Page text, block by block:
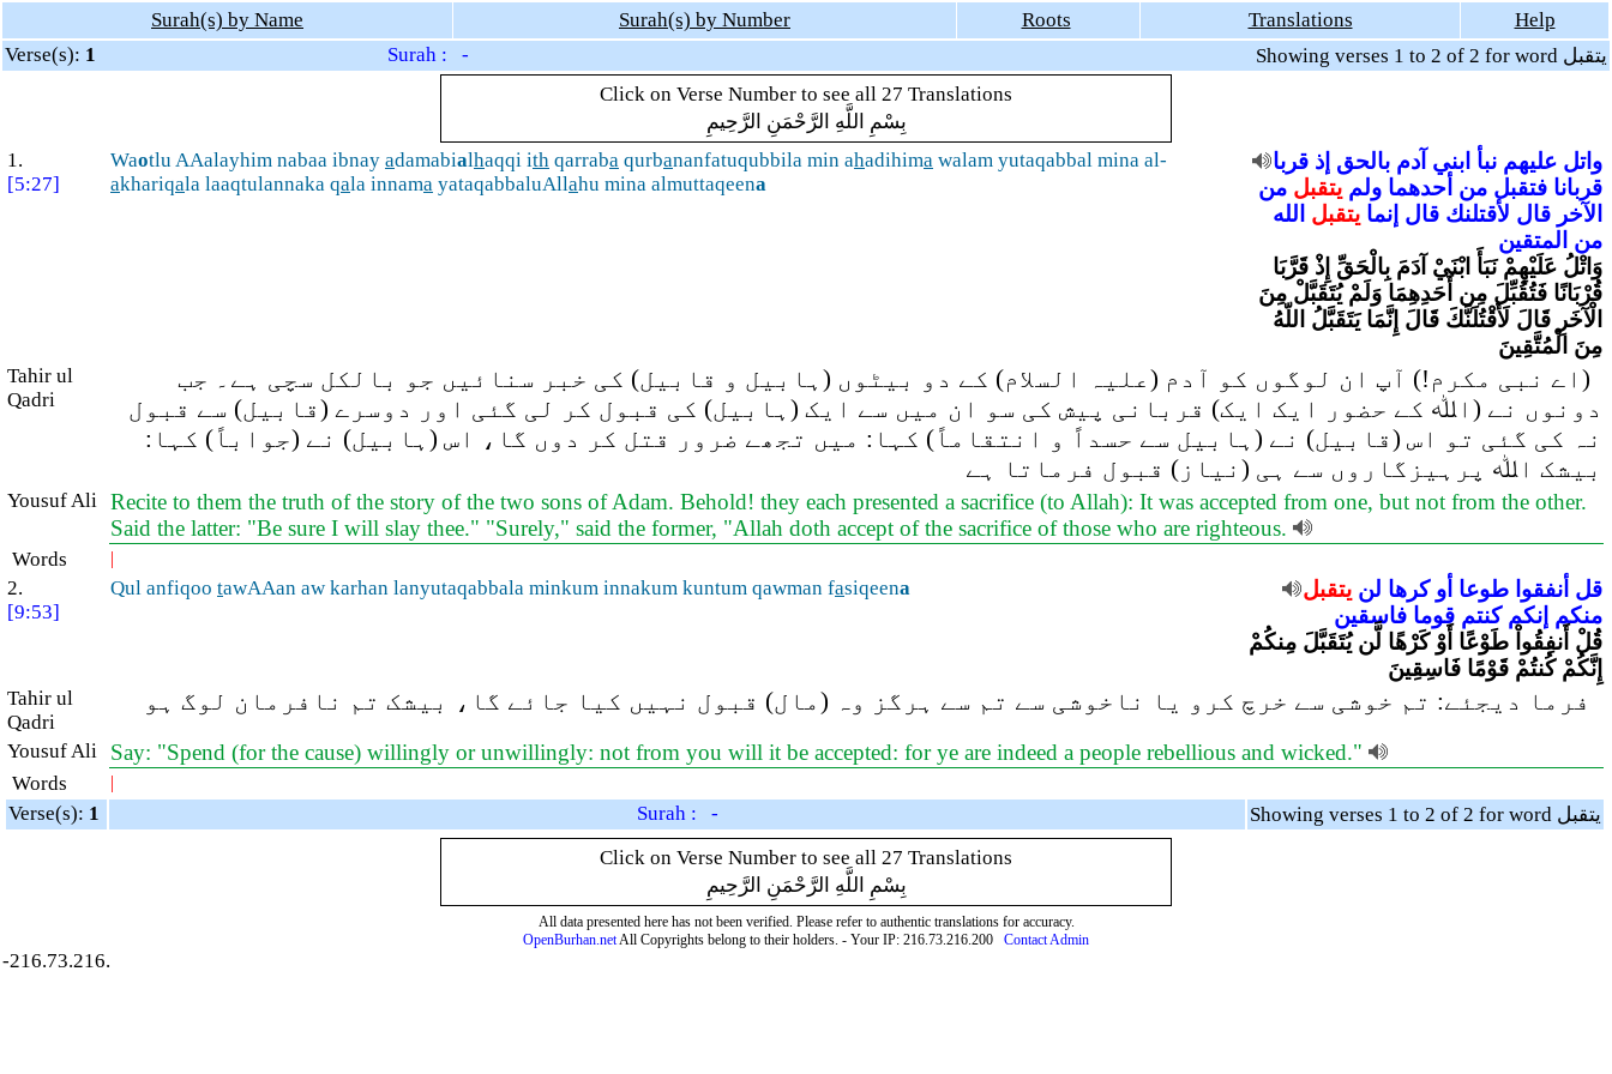
Surah(s) by Name Surah(s) by Number Roots Translations
Help
Verse(s): 1 Surah : -
Showing verses 1 to 2 of 2 for word يتقبل
Click on Verse Number to see all 27 Translations
بِسْمِ اللَّهِ الرَّحْمَنِ الرَّحِيمِ
1.
[5:27]
Waotlu AAalayhim nabaa ibnay adamabialhaqqi ith qarraba qurbananfatuqubbila min ahadihima walam yutaqabbal mina al-
akhariqala laaqtulannaka qala innama yataqabbaluAllahu mina almuttaqeena
واتل عليهم نبأ ابني آدم بالحق إذ قربا
قربانا فتقبل من أحدهما ولم يتقبل من
الآخر قال لأقتلنك قال إنما يتقبل الله
من المتقين
وَاتْلُ عَلَيْهِمْ نَبَأَ ابْنَيْ آدَمَ بِالْحَقِّ إِذْ قَرَّبَا
قُرْبَانًا فَتُقُبِّلَ مِن أَحَدِهِمَا وَلَمْ يُتَقَبَّلْ مِنَ
الْآخَرِ قَالَ لَأَقْتُلَنَّكَ قَالَ إِنَّمَا يَتَقَبَّلُ اللّهُ
مِنَ الْمُتَّقِينَ
Tahir ul
Qadri
(اے نبی مکرم!) آپ ان لوگوں کو آدم (علیہ السلام) کے دو بیٹوں (ہابیل و قابیل) کی خبر سنائیں جو بالکل سچی ہے۔ جب
دونوں نے (اﷲ کے حضور ایک ایک) قربانی پیش کی سو ان میں سے ایک (ہابیل) کی قبول کر لی گئی اور دوسرے (قابیل) سے قبول
نہ کی گئی تو اس (قابیل) نے (ہابیل سے حسداً و انتقاماً) کہا: میں تجھے ضرور قتل کر دوں گا، اس (ہابیل) نے (جواباً) کہا:
بیشک اﷲ پرہیزگاروں سے ہی (نیاز) قبول فرماتا ہے
Yousuf Ali Recite to them the truth of the story of the two sons of Adam. Behold! they each presented a sacrifice (to Allah): It was accepted from one, but not from the other.
Said the latter: "Be sure I will slay thee." "Surely," said the former, "Allah doth accept of the sacrifice of those who are righteous.
Words |
2.
[9:53]
Qul anfiqoo tawAAan aw karhan lanyutaqabbala minkum innakum kuntum qawman fasiqeena قل أنفقوا طوعا أو كرها لن يتقبل
منكم إنكم كنتم قوما فاسقين
قُلْ أَنفِقُواْ طَوْعًا أَوْ كَرْهًا لَّن يُتَقَبَّلَ مِنكُمْ
إِنَّكُمْ كُنتُمْ قَوْمًا فَاسِقِينَ
Tahir ul
Qadri
فرما دیجئے: تم خوشی سے خرچ کرو یا ناخوشی سے تم سے ہرگز وہ (مال) قبول نہیں کیا جائے گا، بیشک تم نافرمان لوگ ہو
Yousuf Ali Say: "Spend (for the cause) willingly or unwillingly: not from you will it be accepted: for ye are indeed a people rebellious and wicked."
Words |
Verse(s): 1 Surah : -
Showing verses 1 to 2 of 2 for word يتقبل
Click on Verse Number to see all 27 Translations
بِسْمِ اللَّهِ الرَّحْمَنِ الرَّحِيمِ
All data presented here has not been verified. Please refer to authentic translations for accuracy.
OpenBurhan.netAll Copyrights belong to their holders. - Your IP: 216.73.216.200 Contact Admin
-216.73.216.